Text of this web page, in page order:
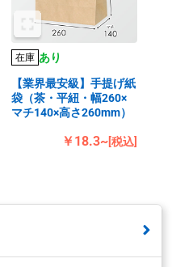
在庫 あり
【業界最安級】手提げ紙
袋（茶・平紐・幅260×
マチ140×高さ260mm）
￥18.3~[税込]